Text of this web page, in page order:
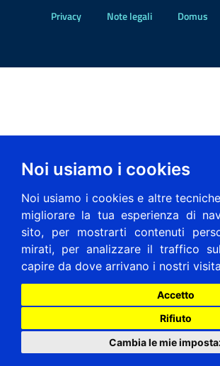
Noi usiamo i cookies
Noi usiamo i cookies e altre
migliorare la tua esperienza di
sito, per mostrarti contenuti
mirati, per analizzare il traffico
capire da dove arrivano i nostri
Accetto
Rifiuto
Cambia le mie
Privacy Note legali Domus